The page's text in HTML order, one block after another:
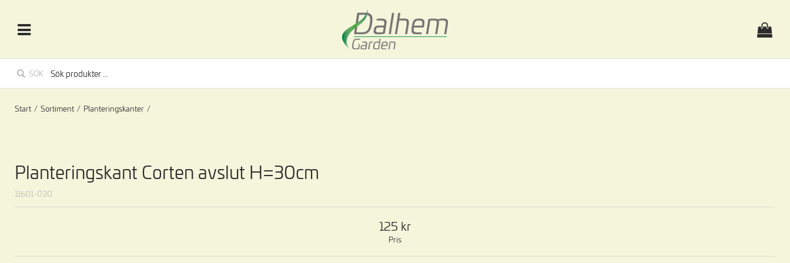
SÖK
Start / Sortiment / Planteringskanter /
Planteringskant Corten avslut H=30cm
11601-030
Pris
125